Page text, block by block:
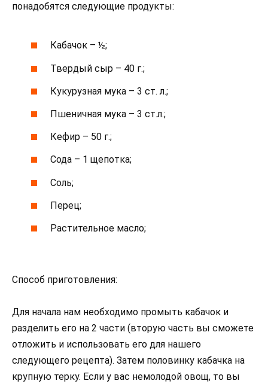
понадобятся следующие продукты:
Кабачок – ½;
Твердый сыр – 40 г.;
Кукурузная мука – 3 ст. л.;
Пшеничная мука – 3 ст.л.;
Кефир – 50 г.;
Сода – 1 щепотка;
Соль;
Перец;
Растительное масло;
Способ приготовления:
Для начала нам необходимо промыть кабачок и
разделить его на 2 части (вторую часть вы сможете
отложить и использовать его для нашего
следующего рецепта). Затем половинку кабачка на
крупную терку. Если у вас немолодой овощ, то вы